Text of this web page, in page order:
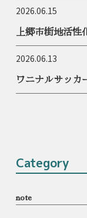
2026.06.15
上郷市街地活
2026.06.13
ワニナルサッカ
Category
note